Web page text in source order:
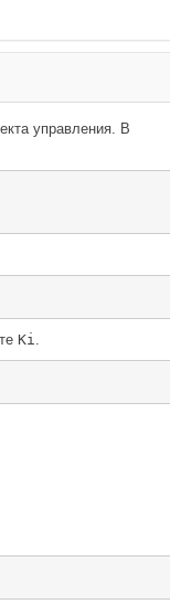
управления. В
Ki.